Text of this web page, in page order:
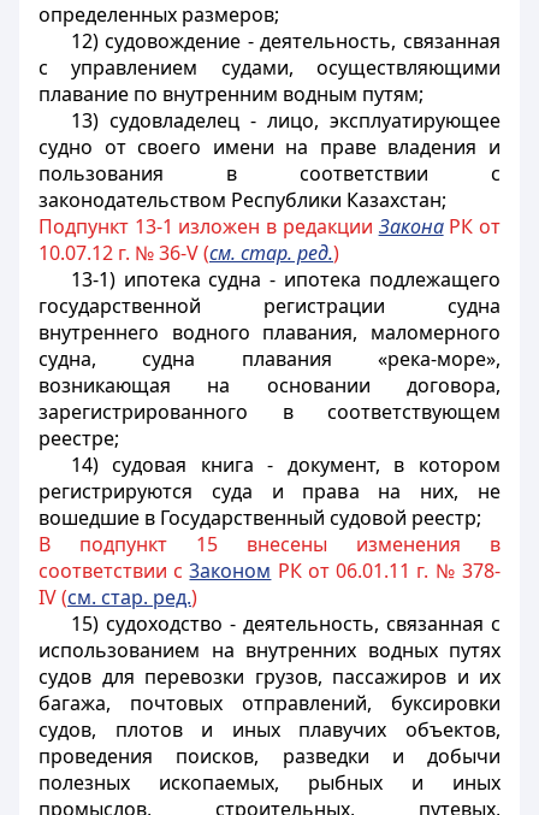
определенных размеров;
12) судовождение - деятельность, связанная
с управлением судами, осуществляющими
плавание по внутренним водным путям;
13) судовладелец - лицо, эксплуатирующее
судно от своего имени на праве владения и
пользования в соответствии с
законодательством Республики Казахстан;
Подпункт 13-1 изложен в редакции ЗаконаРК от
10.07.12 г. № 36-V (см. стар. ред.)
13-1) ипотека судна - ипотека подлежащего
государственной регистрации судна
внутреннего водного плавания, маломерного
судна, судна плавания «река-море»,
возникающая на основании договора,
зарегистрированного в соответствующем
реестре;
14) судовая книга - документ, в котором
регистрируются суда и права на них, не
вошедшие в Государственный судовой реестр;
В подпункт 15 внесены изменения в
соответствии с3аконом РК от 06.01.11 г. № 378-
IV (см. стар. ред.)
15) судоходство - деятельность, связанная с
использованием на внутренних водных путях
судов для перевозки грузов, пассажиров и их
багажа, почтовых отправлений, буксировки
судов, плотов и иных плавучих объектов,
проведения поисков, разведки и добычи
полезных ископаемых, рыбных и иных
промыслов, строительных, путевых,